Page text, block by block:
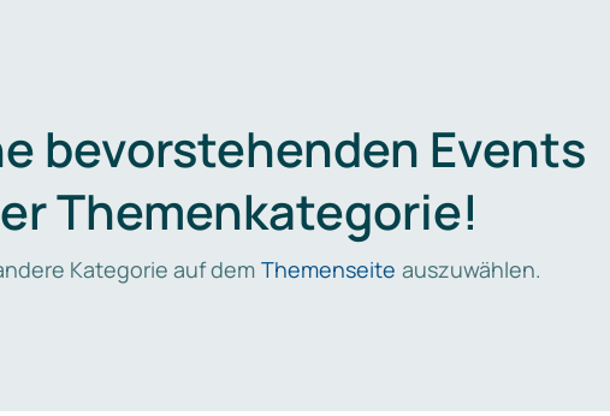
bevorstehenden Events
Themenkategorie!
Kategorie auf dem Themenseite auszuwählen.